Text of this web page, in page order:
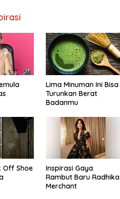
Lima Minuman Ini Bisa
Turunkan Berat
Badanmu
Off Shoe
Inspirasi Gaya
Rambut Baru Radhika
Merchant